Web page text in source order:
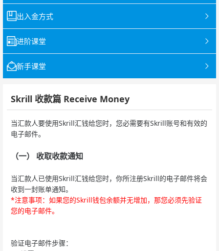
出入金方式
进阶课堂
新手课堂
Skrill 收款篇 Receive Money
当汇款人要使用Skrill汇钱给您时，您必需要有Skrill账号和有效的
电子邮件。
（一） 收取收款通知
当汇款人已使用Skrill汇钱给您时，你所注册Skrill的电子邮件将会
收到一封账单通知。
*注意事项：如果您的Skrill钱包余额并无增加，那您必须先验证
您的电子邮件。
验证电子邮件步骤：